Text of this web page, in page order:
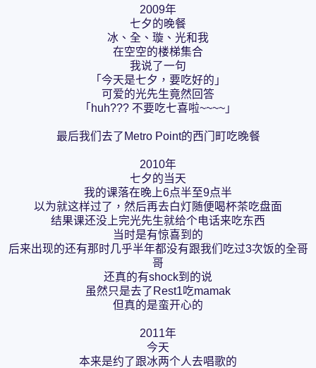
2009年
七夕的晚餐
冰、全、璇、光和我
在空空的楼梯集合
我说了一句
「今天是七夕，要吃好的」
可爱的光先生竟然回答
「huh??? 不要吃七喜啦~~~~」
最后我们去了Metro Point的西门町吃晚餐
2010年
七夕的当天
我的课落在晚上6点半至9点半
以为就这样过了，然后再去白灯随便喝杯茶吃盘面
结果课还没上完光先生就给个电话来吃东西
当时是有惊喜到的
后来出现的还有那时几乎半年都没有跟我们吃过3次饭的全哥
哥
还真的有shock到的说
虽然只是去了Rest1吃mamak
但真的是蛮开心的
2011年
今天
本来是约了跟冰两个人去唱歌的